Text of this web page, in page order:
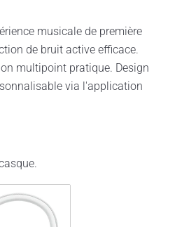
musicale de première
de bruit active efficace.
multipoint pratique. Design
via l'application